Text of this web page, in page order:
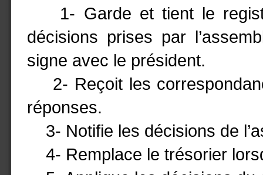
1- Garde et tient le
décisions prises par
signe avec le président.
2- Reçoit les
réponses.
3- Notifie les décisions de
4- Remplace le trésorier